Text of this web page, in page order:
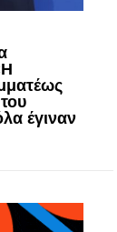
έγιναν